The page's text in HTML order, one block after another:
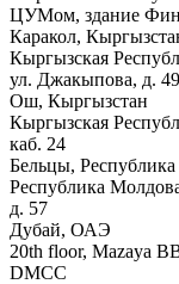
ЦУМом, здание
Каракол,
Кыргызская
ул. Джакыпова, д. 49
Ош, Кыргызстан
Кыргызская
каб. 24
Бельцы,
Республика
д. 57
Дубай, ОАЭ
20th floor, Mazaya
DMCC